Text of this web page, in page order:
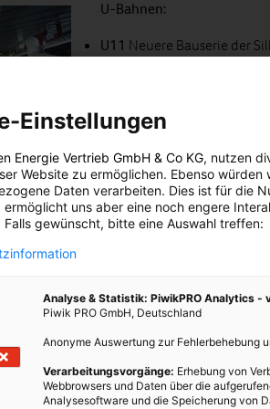
U-Bahnen:
U11 Neuere Bauserie der
Antriebstechnik hat die
nachträglich möglich
VDer V-Wagen, die
Fahrzeugen,
ausgerüstet
Linie U6. Auch sie waren von Beginn an
unterwegs. Die Hälfte davon sind
Diese Bauart hat schon ab Werk ein
wurden 120 Garnituren der Type E2
Einstellungen
Energie Vertrieb GmbH & Co KG, nutzen
Website zu ermöglichen. Ebenso
Daten verarbeiten. Dies ist für die
ermöglicht uns aber eine noch engere
Falls gewünscht, bitte eine Auswahl treffen:
Analyse & Statistik: PiwikPRO Analytics -
Piwik PRO GmbH, Deutschland
Anonyme Auswertung zur Fehlerbehebung
Verarbeitungsvorgänge: Erhebung von
Webbrowsers und Daten über die
Analysesoftware und die Speicherung von